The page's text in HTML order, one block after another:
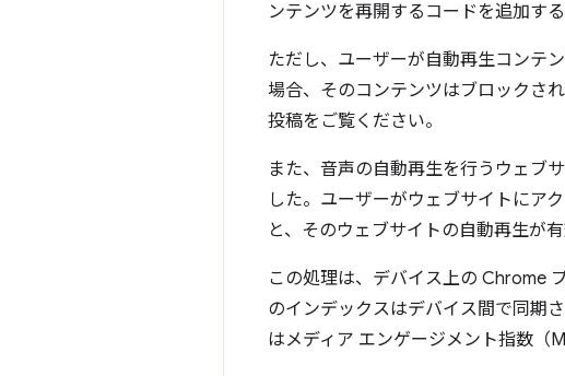
ンテンツを再開するコードを追加する
ただし、ユーザーが自動再生コンテ
場合、そのコンテンツはブロックされ
投稿をご覧ください。
また、音声の自動再生を行うウェブ
した。ユーザーがウェブサイトにア
と、そのウェブサイトの自動再生が有
この処理は、デバイス上の Chrome
のインデックスはデバイス間で同期
はメディア エンゲージメント指数（